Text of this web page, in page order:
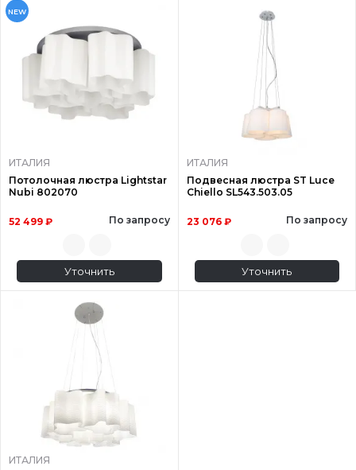
NEW
ИТАЛИЯ
Потолочная люстра Lightstar
Nubi 802070
52 499 ₽ По запросу
Уточнить
ИТАЛИЯ
Подвесная люстра ST Luce
Chiello SL543.503.05
23 076 ₽ По запросу
Уточнить
ИТАЛИЯ